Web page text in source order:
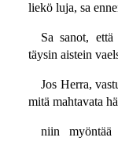
liekö luja, sa
Sa sanot,
täysin aistein
Jos Herra,
mitä mahtavata
niin